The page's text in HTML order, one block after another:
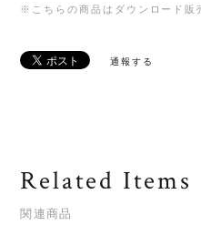
※こちらの商品はダウンロード
通報する
Related Items
関連商品